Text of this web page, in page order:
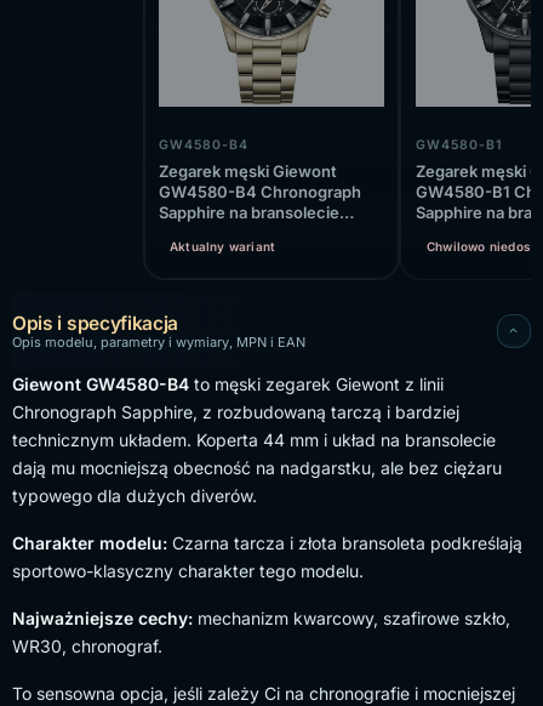
GW4580-B4
Zegarek męski Giewont
GW4580-B4 Chronograph
Sapphire na bransolecie
Aktualny wariant
GW4580-B1
Zegarek męski
GW4580-B1
Sapphire na
Chwilowo
Opis i specyfikacja
Opis modelu, parametry i wymiary, MPN i EAN
Giewont GW4580-B4 to męski zegarek Giewont z linii
Chronograph Sapphire, z rozbudowaną tarczą i bardziej
technicznym układem. Koperta 44 mm i układ na bransolecie
dają mu mocniejszą obecność na nadgarstku, ale bez ciężaru
typowego dla dużych diverów.
Charakter modelu: Czarna tarcza i złota bransoleta podkreślają
sportowo-klasyczny charakter tego modelu.
Najważniejsze cechy: mechanizm kwarcowy, szafirowe szkło,
WR30, chronograf.
To sensowna opcja, jeśli zależy Ci na chronografie i mocniejszej